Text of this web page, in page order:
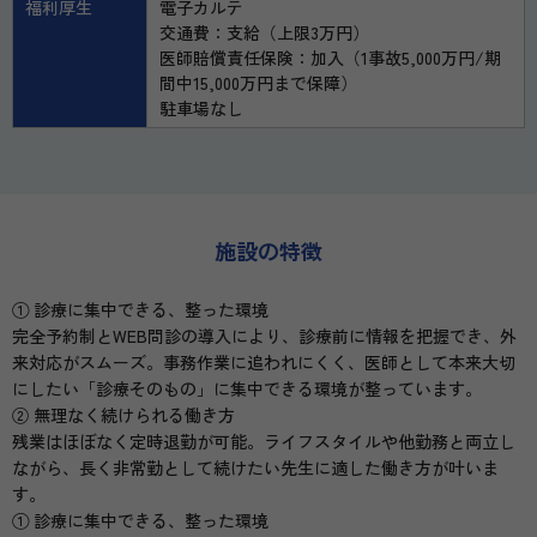
福利厚生
電子カルテ
交通費：支給（上限3万円）
医師賠償責任保険：加入（1事故5,000万円/期
間中15,000万円まで保障）
駐車場なし
施設の特徴
① 診療に集中できる、整った環境
完全予約制とWEB問診の導入により、診療前に情報を把握でき、外
来対応がスムーズ。事務作業に追われにくく、医師として本来大切
にしたい「診療そのもの」に集中できる環境が整っています。
② 無理なく続けられる働き方
残業はほぼなく定時退勤が可能。ライフスタイルや他勤務と両立し
ながら、長く非常勤として続けたい先生に適した働き方が叶いま
す。
① 診療に集中できる、整った環境